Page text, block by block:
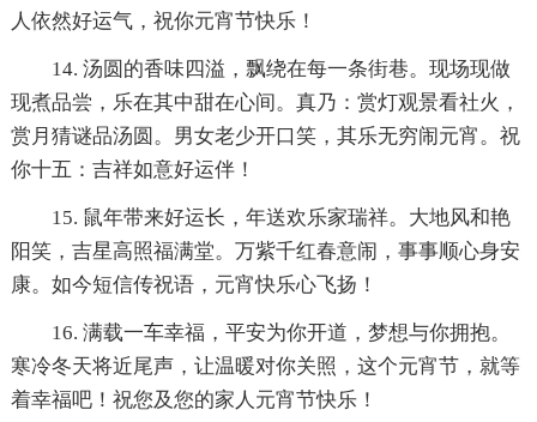
人依然好运气，祝你元宵节快乐！
14. 汤圆的香味四溢，飘绕在每一条街巷。现场现做
现煮品尝，乐在其中甜在心间。真乃：赏灯观景看社火，
赏月猜谜品汤圆。男女老少开口笑，其乐无穷闹元宵。祝
你十五：吉祥如意好运伴！
15. 鼠年带来好运长，年送欢乐家瑞祥。大地风和艳
阳笑，吉星高照福满堂。万紫千红春意闹，事事顺心身安
康。如今短信传祝语，元宵快乐心飞扬！
16. 满载一车幸福，平安为你开道，梦想与你拥抱。
寒冷冬天将近尾声，让温暖对你关照，这个元宵节，就等
着幸福吧！祝您及您的家人元宵节快乐！